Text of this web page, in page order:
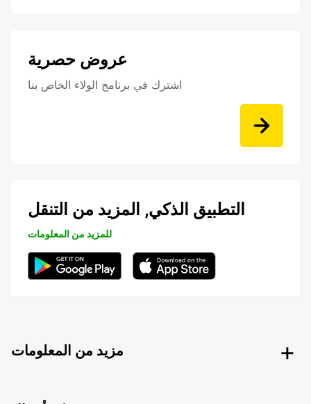
عروض حصرية
اشترك في برنامج الولاء الخاص بنا
التطبيق الذكي, المزيد من التنقل
للمزيد من المعلومات
مزيد من المعلومات